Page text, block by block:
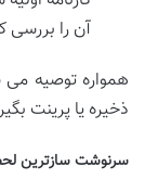
آن را بررسی
همواره توصیه
ذخیره یا پرینت
سرنوشت سازترین